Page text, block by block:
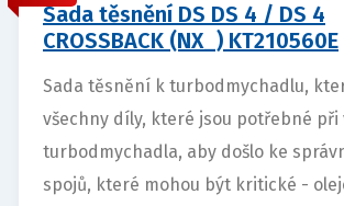
Sada těsnění DS DS 4 / DS 4
CROSSBACK (NX_) KT210560E
Sada těsnění k turbodmychadlu,
všechny díly, které jsou potřebné při
turbodmychadla, aby došlo ke
spojů, které mohou být kritické -